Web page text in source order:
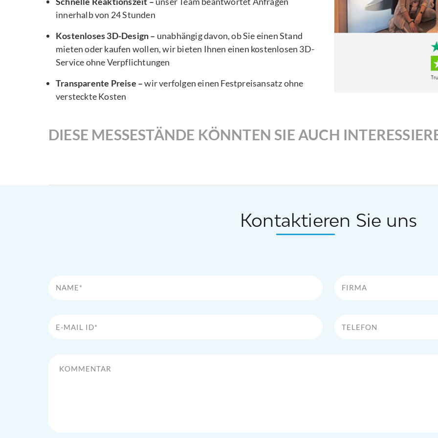
innerhalb von 24 Stunden
Kostenloses 3D-Design – unabhängig davon, ob Sie einen Stand
mieten oder kaufen wollen, wir bieten Ihnen einen kostenlosen 3D-
Service ohne Verpflichtungen
Transparente Preise –wir verfolgen einen Festpreisansatz ohne
versteckte Kosten
DIESE MESSESTÄNDE KÖNNTEN SIE AUCH
Kontaktieren Sie uns